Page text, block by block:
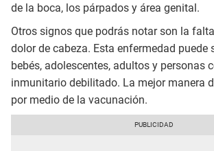
de la boca, los párpados y área genital.
Otros signos que podrás notar son la
dolor de cabeza. Esta enfermedad puede
bebés, adolescentes, adultos y personas
inmunitario debilitado. La mejor manera
por medio de la vacunación.